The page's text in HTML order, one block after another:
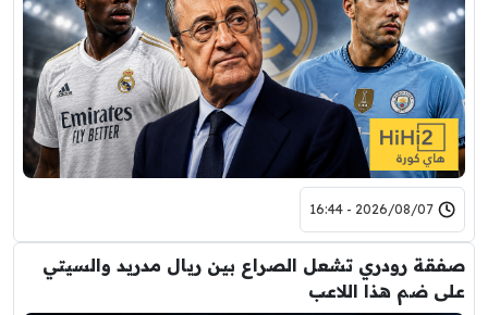
2026/08/07 - 16:44
صفقة رودري تشعل الصراع بين ريال مدريد والسيتي
على ضم هذا اللاعب